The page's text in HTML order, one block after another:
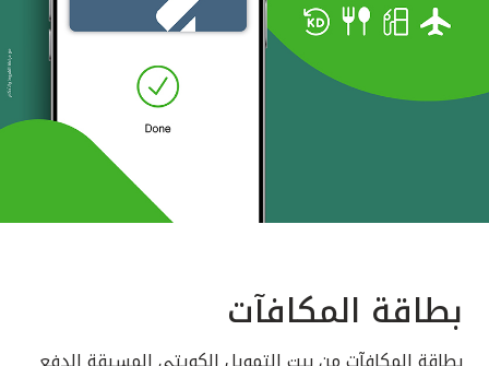
بطاقة المكافآت